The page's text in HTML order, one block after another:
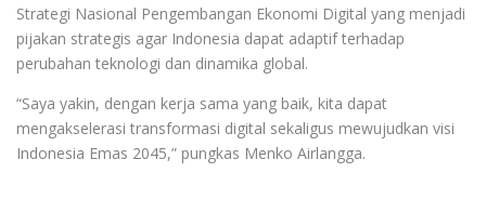
Strategi Nasional Pengembangan Ekonomi Digital yang menjadi
pijakan strategis agar Indonesia dapat adaptif terhadap
perubahan teknologi dan dinamika global.
“Saya yakin, dengan kerja sama yang baik, kita dapat
mengakselerasi transformasi digital sekaligus mewujudkan visi
Indonesia Emas 2045,” pungkas Menko Airlangga.